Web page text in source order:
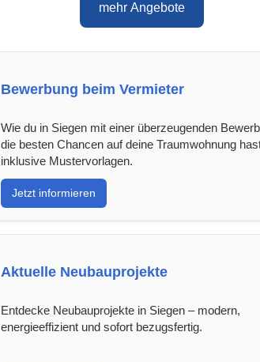
mehr Angebote
Bewerbung beim Vermieter
Wie du in Siegen mit einer überzeugenden
die besten Chancen auf deine Traumwohnung
inklusive Mustervorlagen.
Jetzt informieren
Aktuelle Neubauprojekte
Entdecke Neubauprojekte in Siegen – modern,
energieeffizient und sofort bezugsfertig.